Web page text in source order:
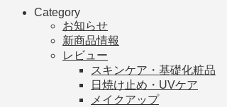
Category
お知らせ
新商品情報
レビュー
スキンケア・基礎化粧品
日焼け止め・UVケア
メイクアップ